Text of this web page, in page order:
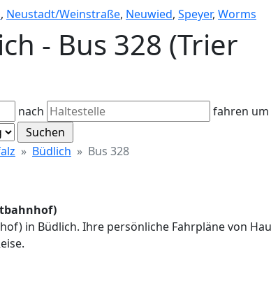
, Neustadt/Weinstraße, Neuwied, Speyer, Worms
- Bus 328 (Trier
nach
fahren um
Büdlich Bus 328
in Büdlich. Ihre persönliche Fahrpläne von